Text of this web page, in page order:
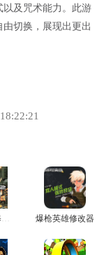
及咒术能力。此游
切换，展现出更出
爆枪英雄修改器